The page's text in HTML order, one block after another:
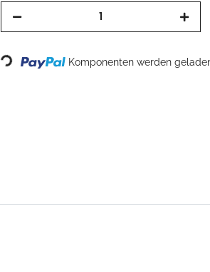
Loading... Komponenten werden